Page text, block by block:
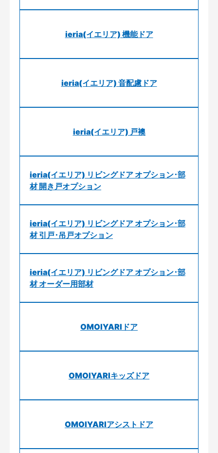
ieria(イエリア) 機能ドア
ieria(イエリア) 音配慮ドア
ieria(イエリア) 戸襖
ieria(イエリア) リビングドア オプション･部
材 開き戸オプション
ieria(イエリア) リビングドア オプション･部
材 引戸･吊戸オプション
ieria(イエリア) リビングドア オプション･部
材 オーダー用部材
OMOIYARIドア
OMOIYARIキッズドア
OMOIYARIアシストドア